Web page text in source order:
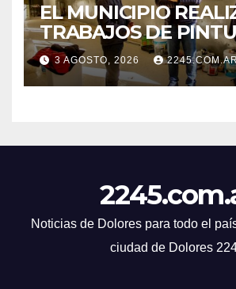
EL MUNICIPIO
TRABAJOS DE
LA ESCUELA N.º 10
3 AGOSTO, 2026
Noticias de Dolores para todo el
ciudad de Dolores